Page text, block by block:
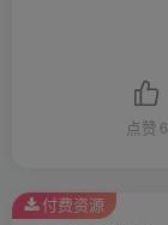
点赞 6
付费资源